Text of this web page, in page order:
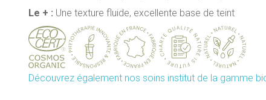
Le + : Une texture fluide, excellente base de teint
Découvrez également nos soins institut de la gamme